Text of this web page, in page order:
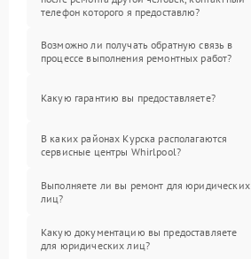
телефон которого я предоставлю?
Возможно ли получать обратную связь в
процессе выполнения ремонтных работ?
Какую гарантию вы предоставляете?
В каких районах Курска располагаются
сервисные центры Whirlpool?
Выполняете ли вы ремонт для юридических
лиц?
Какую документацию вы предоставляете
для юридических лиц?